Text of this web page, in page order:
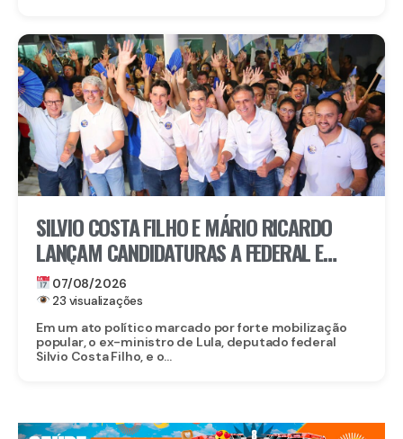
SILVIO COSTA FILHO E MÁRIO RICARDO
LANÇAM CANDIDATURAS A FEDERAL E
ESTADUAL EM IGARASSU COM APOIO DE
MIGUEL RICARDO
07/08/2026
23 visualizações
Em um ato político marcado por forte mobilização
popular, o ex-ministro de Lula, deputado federal
Silvio Costa Filho, e o...